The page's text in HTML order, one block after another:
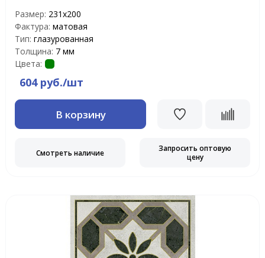
Размер: 231х200
Фактура: матовая
Тип: глазурованная
Толщина: 7 мм
Цвета:
604 руб./шт
В корзину
Смотреть наличие
Запросить оптовую
цену